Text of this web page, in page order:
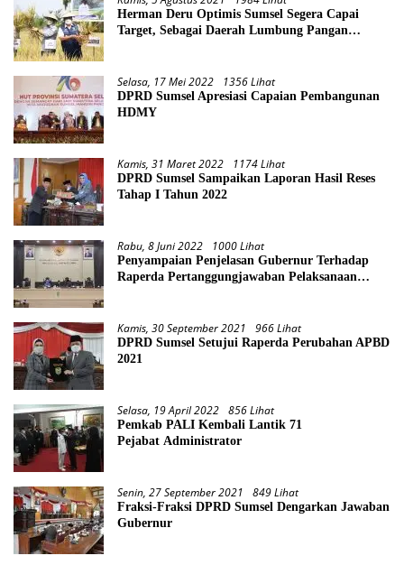
Herman Deru Optimis Sumsel Segera Capai
Target, Sebagai Daerah Lumbung Pangan
Selasa, 17 Mei 2022 1356 Lihat
DPRD Sumsel Apresiasi Capaian Pembangunan
HDMY
Kamis, 31 Maret 2022 1174 Lihat
DPRD Sumsel Sampaikan Laporan Hasil Reses
Tahap I Tahun 2022
Rabu, 8 Juni 2022 1000 Lihat
Penyampaian Penjelasan Gubernur Terhadap
Raperda Pertanggungjawaban Pelaksanaan
Kamis, 30 September 2021 966 Lihat
DPRD Sumsel Setujui Raperda Perubahan APBD
2021
Selasa, 19 April 2022 856 Lihat
Pemkab PALI Kembali Lantik 71
Pejabat Administrator
Senin, 27 September 2021 849 Lihat
Fraksi-Fraksi DPRD Sumsel Dengarkan Jawaban
Gubernur